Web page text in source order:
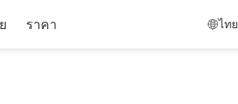
ราคา ไทย